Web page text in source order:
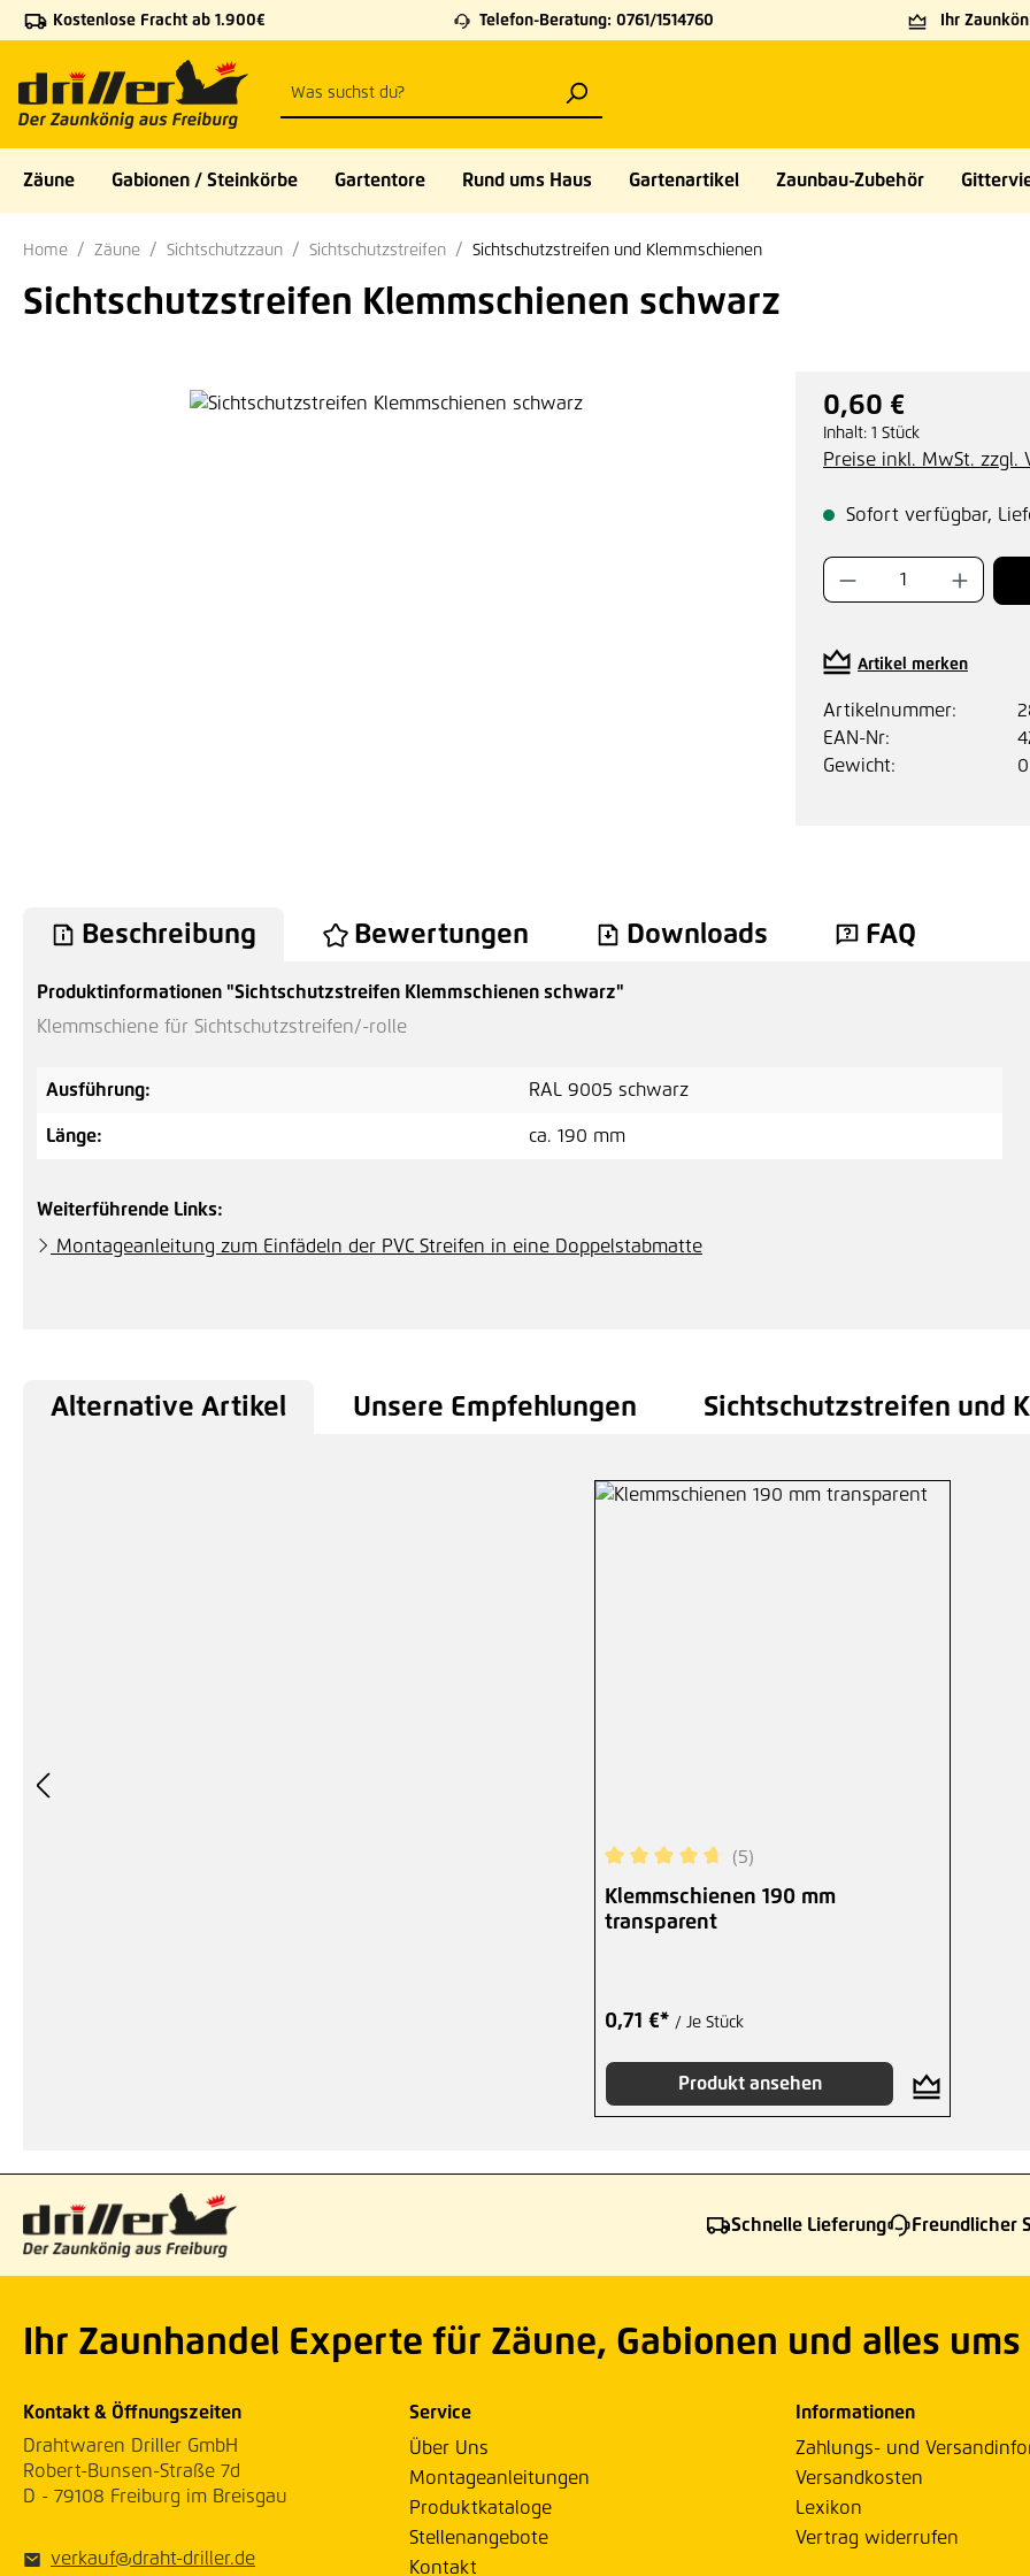
Hauptinhalt springen
Zur Suche springen
Zur Hauptnavigation springen
Kostenlose Fracht ab 1.900€ Telefon-Beratung: 0761/1514760 Ihr
Zäune Gabionen / Steinkörbe Gartentore Rund ums Haus Gartenartikel Zaunbau-Zubehör
Home Zäune Sichtschutzzaun Sichtschutzstreifen Sichtschutzstreifen und Klemmschienen
Sichtschutzstreifen Klemmschienen schwarz
Bildergalerie überspringen Regulärer Preis:
0,60 €
Inhalt: 1 Stück
Preise inkl. MwSt. zzgl.
Sofort verfügbar,
Produkt
Artikel merken
Artikelnummer:
EAN-Nr:
Gewicht:
Beschreibung Bewertungen Downloads FAQ
Produktinformationen "Sichtschutzstreifen Klemmschienen schwarz"
Klemmschiene für Sichtschutzstreifen/-rolle
Ausführung: RAL 9005 schwarz
Länge: ca. 190 mm
Weiterführende Links:
Montageanleitung zum Einfädeln der PVC Streifen in eine Doppelstabmatte
Alternative Artikel Unsere Empfehlungen Sichtschutzstreifen und
Durchschnittliche Bewertung von 4.8 von 5
(5)
Klemmschienen 190 mm
transparent
0,71 €* / Je Stück
Produkt ansehen
Schnelle Lieferung Freundlicher
Ihr Zaunhandel Experte für Zäune, Gabionen und alles ums
Kontakt & Öffnungszeiten
Drahtwaren Driller GmbH
Robert-Bunsen-Straße 7d
D - 79108 Freiburg im Breisgau
verkauf@draht-driller.de
Service
Über Uns
Montageanleitungen
Produktkataloge
Stellenangebote
Kontakt
Informationen
Zahlungs- und
Versandkosten
Lexikon
Vertrag widerrufen